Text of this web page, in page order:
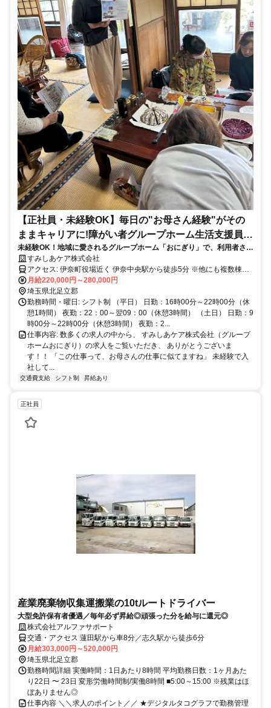
【正社員・未経験OK】毎日の"お母さん経験"がその
ままキャリアに!障がい者グループホーム生活支援員/
月給22万〜・残業ほぼなし・埼玉県 北足立郡 伊奈町
未経験OK！地域に愛されるグループホーム「おにぎり」で、利用者さん
の“自分らしい暮らし”を支える仕事。ニーズが高まる福祉業界でキャリ
アが広がるチャンス！
すみしあケア株式会社
アクセス: 伊奈町役場近く 伊奈中央駅から徒歩5分 ※他にも複数棟グ
ループホームがありますがすべて近隣です。
月給220,000円～280,000円
埼玉県北足立郡
勤務時間・曜日: シフト制 （平日） 日勤：16時00分～22時00分（休
憩1時間） 夜勤：22：00～翌09：00（休憩3時間） （土日） 日勤：9
時00分～22時00分（休憩3時間） 夜勤：2...
仕事内容: 数多くの求人の中から、 すみしあケア株式会社（グループ
ホームおにぎり）の求人をご覧いただき、 ありがとうございま
す！！ 「この仕事って、お母さんの仕事に似てますね」 未経験で入
社して...
交通費支給 シフト制 昇給あり
正社員
産業廃棄物収集運搬業の10tルートドライバー
大型免許保有者優遇／毎年必ず昇給◎頑張った分を給与に還元◎
株式会社アルファサポート
交通・アクセス 蓮田駅から車8分／志久駅から徒歩6分
月給303,000円～520,000円
埼玉県北足立郡
勤務時間詳細 実働時間：1日あたり8時間 平均勤務日数：1ヶ月あた
り22日 〜 23日 変形労働時間制/実働8時間 ■5:00～15:00 ※残業はほ
ぼありません◎
仕事内容 ＼＼求人のポイント／／ ★デジタルタコグラフで勤務管理